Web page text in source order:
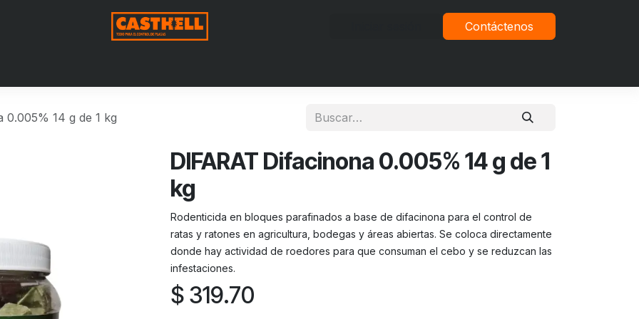
Contáctenos
0.005% 14 g de 1 kg
DIFARAT Difacinona 0.005% 14 g de 1
kg
Rodenticida en bloques parafinados a base de difacinona para el control de
ratas y ratones en agricultura, bodegas y áreas abiertas. Se coloca directamente
donde hay actividad de roedores para que consuman el cebo y se reduzcan las
infestaciones.
$ 319.70